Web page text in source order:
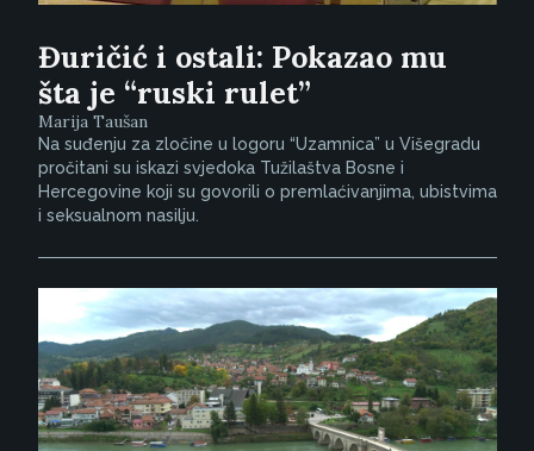
Đuričić i ostali: Pokazao mu
šta je “ruski rulet”
Marija Taušan
Na suđenju za zločine u logoru “Uzamnica” u Višegradu
pročitani su iskazi svjedoka Tužilaštva Bosne i
Hercegovine koji su govorili o premlaćivanjima, ubistvima
i seksualnom nasilju.